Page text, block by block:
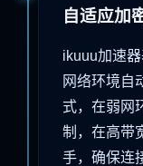
自适应加
ikuuu加速
网络环境自
式，在弱网
制，在高带
手，确保连